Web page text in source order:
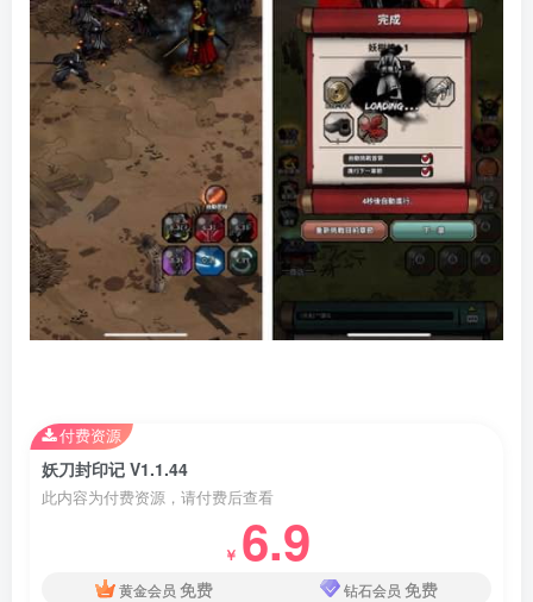
妖刀封印记 V1.1.44
此内容为付费资源，请付费后查看
￥ 6.9
黄金会员 免费 钻石会员 免费
付费资源